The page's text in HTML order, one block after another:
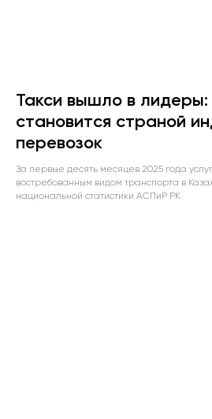
Такси вышло в лидеры:
становится страной
перевозок
За первые десять месяцев 2025 года
востребованным видом транспорта в
национальной статистики АСПиР РК